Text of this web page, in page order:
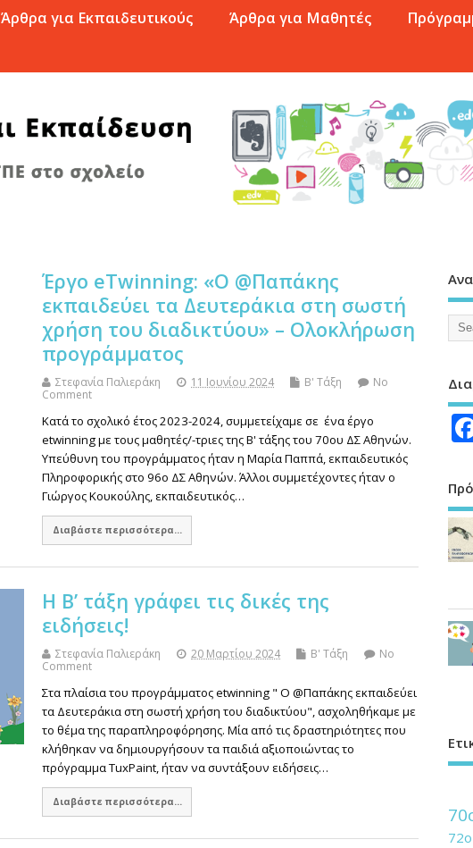
Άρθρα για Εκπαιδευτικούς Άρθρα για Μαθητές
Έργο eTwinning: «Ο @Παπάκης
εκπαιδεύει τα Δευτεράκια στη σωστή
χρήση του διαδικτύου» – Ολοκλήρωση
προγράμματος
Στεφανία Παλιεράκη 11 Ιουνίου 2024 Β' Τάξη
No
Comment
Κατά το σχολικό έτος 2023-2024, συμμετείχαμε σε ένα έργο
etwinning με τους μαθητές/-τριες της Β' τάξης του 70ου ΔΣ Αθηνών.
Υπεύθυνη του προγράμματος ήταν η Μαρία Παππά, εκπαιδευτικός
Πληροφορικής στο 96ο ΔΣ Αθηνών. Άλλοι συμμετέχοντες ήταν ο
Γιώργος Κουκούλης, εκπαιδευτικός…
Διαβάστε περισσότερα...
Η Β’ τάξη γράφει τις δικές της
ειδήσεις!
Στεφανία Παλιεράκη 20 Μαρτίου 2024 Β' Τάξη
No
Comment
Στα πλαίσια του προγράμματος etwinning " Ο @Παπάκης εκπαιδεύει
τα Δευτεράκια στη σωστή χρήση του διαδικτύου", ασχοληθήκαμε με
το θέμα της παραπληροφόρησης. Μία από τις δραστηριότητες που
κλήθηκαν να δημιουργήσουν τα παιδιά αξιοποιώντας το
πρόγραμμα TuxPaint, ήταν να συντάξουν ειδήσεις…
Διαβάστε περισσότερα...